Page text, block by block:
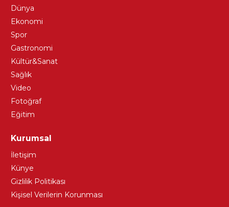
Dünya
Ekonomi
Spor
Gastronomi
Kültür&Sanat
Sağlık
Video
Fotoğraf
Eğitim
Kurumsal
İletişim
Künye
Gizlilik Politikası
Kişisel Verilerin Korunması